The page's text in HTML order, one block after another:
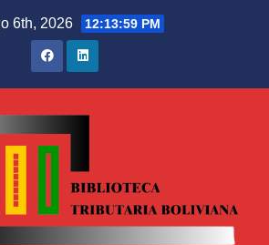
6th, 2026 12:14:01 PM